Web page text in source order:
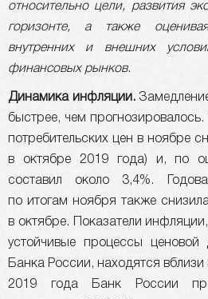
относительно цели, развития
горизонте, а также
внутренних и внешних
финансовых рынков.
Динамика инфляции.
быстрее, чем
потребительских цен в ноябре
в октябре 2019 года) и, по
составил около 3,4%.
по итогам ноября также
в октябре. Показатели
устойчивые процессы
Банка России, находятся
2019 года Банк России